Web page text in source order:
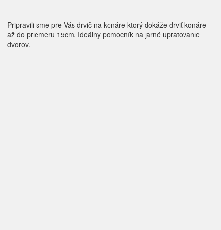
Pripravili sme pre Vás drvič na konáre ktorý dokáže drviť konáre
až do priemeru 19cm. Ideálny pomocník na jarné upratovanie
dvorov.